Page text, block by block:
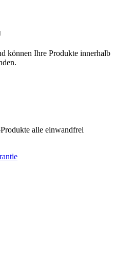
können Ihre Produkte innerhalb
alle einwandfrei